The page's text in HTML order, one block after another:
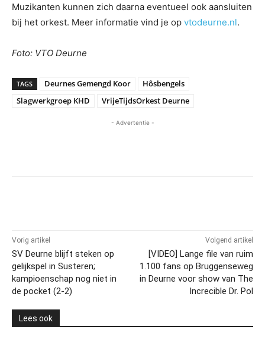
Muzikanten kunnen zich daarna eventueel ook aansluiten
bij het orkest. Meer informatie vind je op vtodeurne.nl.
Foto: VTO Deurne
TAGS Deurnes Gemengd Koor
Hôsbengels
Slagwerkgroep KHD
VrijeTijdsOrkest Deurne
- Advertentie -
Vorig artikel
SV Deurne blijft steken op
gelijkspel in Susteren;
kampioenschap nog niet in
de pocket (2-2)
Volgend artikel
[VIDEO] Lange file van ruim
1.100 fans op Bruggenseweg
in Deurne voor show van The
Increcible Dr. Pol
Lees ook